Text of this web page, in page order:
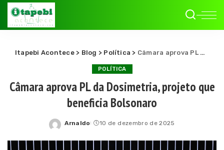
Itapebi Acontece> Blog > Política > Câmara aprova PL da Dosimetria, projeto que beneficia Bolsonaro
POLÍTICA
Câmara aprova PL da Dosimetria, projeto que
beneficia Bolsonaro
Posted
Arnaldo 10 de dezembro de 2025